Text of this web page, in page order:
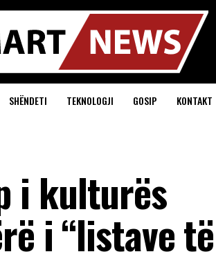
SHËNDETI TEKNOLOGJI GOSIP KONTAKT
i kulturës
i “listave të